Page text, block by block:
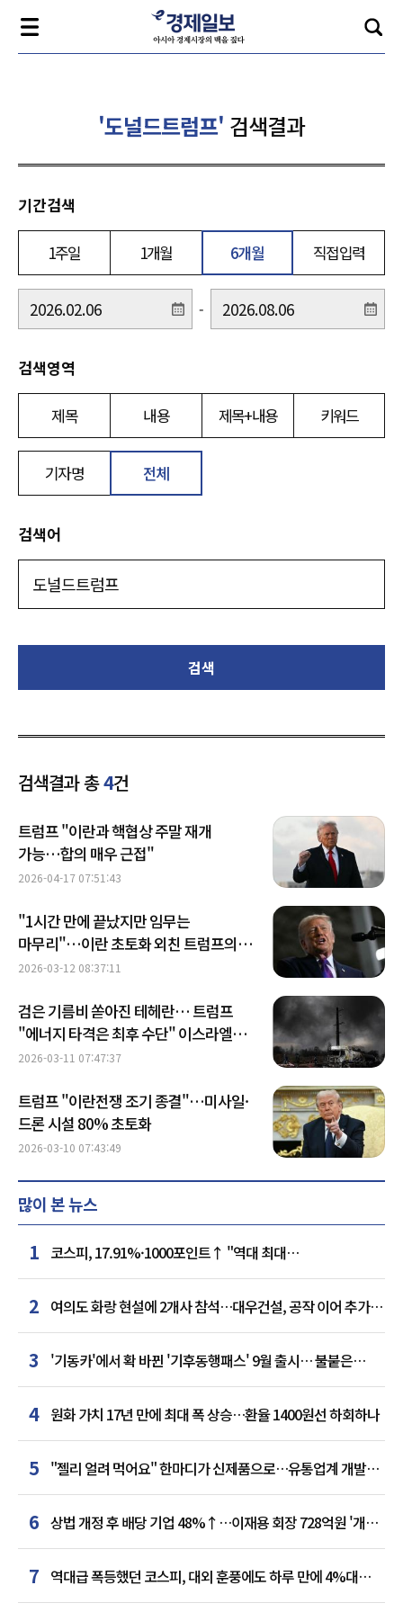
'도널드트럼프' 검색결과
기간검색
1주일 1개월 6개월 직접입력
-
검색영역
제목 내용 제목+내용 키워드
기자명 전체
검색어
검색
검색결과 총4건
트럼프 "이란과 핵협상 주말 재개
가능…합의 매우 근접"
2026-04-17 07:51:43
"1시간 만에 끝났지만 임무는
마무리"…이란 초토화 외친 트럼프의
진짜 속내는
2026-03-12 08:37:11
검은 기름비 쏟아진 테헤란… 트럼프
"에너지 타격은 최후 수단" 이스라엘
제동
2026-03-11 07:47:37
트럼프 "이란전쟁 조기 종결"…미사일·
드론 시설 80% 초토화
2026-03-10 07:43:49
많이 본 뉴스
1 코스피, 17.91%·1000포인트↑ "역대 최대
상승률"…'삼전닉스' 동반 상한가
2 여의도 화랑 현설에 2개사 참석…대우건설, 공작 이어 추가
거점 확보하나
3
'기동카'에서 확 바뀐 '기후동행패스' 9월 출시… 불붙은
카드사 경쟁
4 원화 가치 17년 만에 최대 폭 상승…환율 1400원선 하회하나
5 "젤리 얼려 먹어요" 한마디가 신제품으로…유통업계 개발실
된 SNS
6 상법 개정 후 배당 기업 48%↑…이재용 회장 728억원 '개인
최다'
7 역대급 폭등했던 코스피, 대외 훈풍에도 하루 만에 4%대
급락